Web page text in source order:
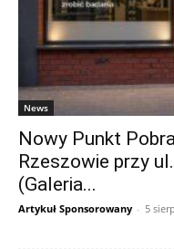
News
Nowy Punkt
Rzeszowie przy
(Galeria...
Artykuł Sponsorowany - 5